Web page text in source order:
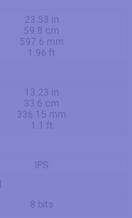
23.53 in
59.8 cm
597.6 mm
1.96 ft
13.23 in
33.6 cm
336.15 mm
1.1 ft
IPS
8 bits